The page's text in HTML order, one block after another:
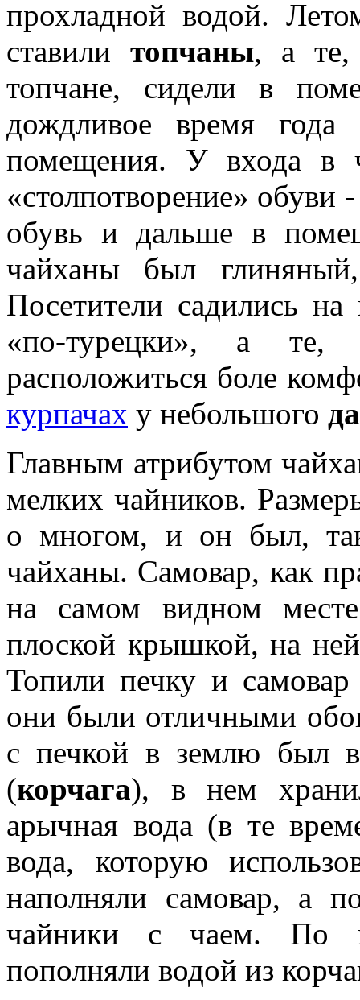
прохладной водой.
ставили топчаны, а те,
топчане, сидели в
дождливое время года
помещения. У входа в
«столпотворение»
обувь и дальше в
чайханы был
Посетители садились
«по-турецки», а те,
расположиться боле
курпачах у небольшого
Главным атрибутом
мелких чайников.
о многом, и он был, так
чайханы. Самовар, как
на самом видном
плоской крышкой, на ней
Топили печку и
они были отличными
с печкой в землю был
(корчага), в нем
арычная вода (в те
вода, которую
наполняли самовар, а
чайники с чаем. По
пополняли водой из